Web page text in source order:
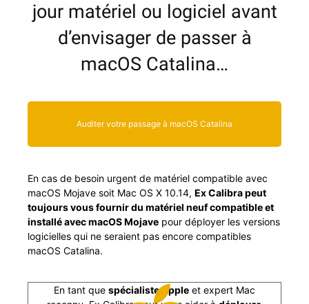
jour matériel ou logiciel avant
d’envisager de passer à
macOS Catalina…
Auditer votre passage à macOS Catalina
En cas de besoin urgent de matériel com­pat­i­ble avec
macOS Mojave soit Mac OS X 10.14, Ex Cal­i­bra peut
tou­jours vous fournir du matériel neuf com­pat­i­ble et
instal­lé avec macOS Mojave pour déploy­er les ver­sions
logi­cielles qui ne seraient pas encore com­pat­i­bles
macOS Catalina.
En tant que spé­cial­iste Apple et expert Mac